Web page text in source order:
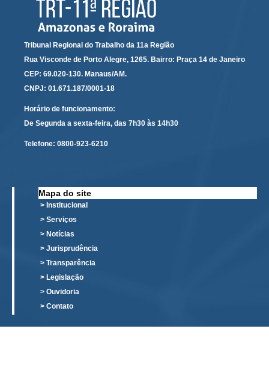
Grupo Operacional do Centro de Inteligência
Comitê de Equidade de Raça, Gênero e Diversidade
Comissão de Justiça Itinerante
Comissão Permanente de Avaliação Documental
Automação e IA
Governança
Governança das Contratações Obras
Rede de Governança Colaborativa
Gestão de Riscos
Laboratório de Inovação
Assessoria de Governança de Gestão de Pessoas
Sites Institucionais
Tribunal Regional do Trabalho da 11a Região
Rua Visconde de Porto Alegre, 1265. Bairro: Praça 14 de Janeiro
CEP: 69.020-130. Manaus/AM.
CNPJ: 01.671.187/0001-18
Horário de funcionamento:
De Segunda a sexta-feira, das 7h30 às 14h30
Telefone: 0800-923-6210
Mapa do site
> Institucional
> Serviços
> Notícias
> Jurisprudência
> Transparência
> Legislação
> Ouvidoria
> Contato